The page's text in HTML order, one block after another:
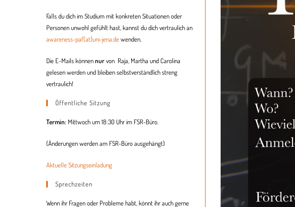
Falls du dich im Studium mit konkreten Situationen oder
Personen unwohl gefühlt hast, kannst du dich vertraulich an
awareness-paf[at]uni-jena.dewenden.
Die E-Mails könnennurvon Raja, Martha undCarolina
gelesen werden und bleiben selbstverständlich streng
vertraulich!
Öffentliche Sitzung
Termin: Mittwoch um 18:30 Uhr im FSR-Büro.
(Änderungen werden am FSR-Büro ausgehängt)
Aktuelle Sitzungseinladung
Sprechzeiten
Wenn ihr Fragen oder Probleme habt, könnt ihr auch gerne